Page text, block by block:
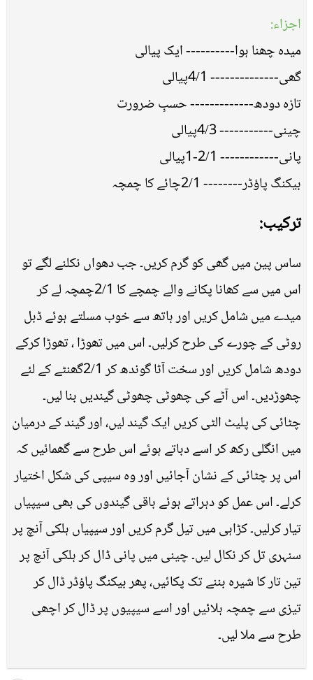
اجزاء:
میدہ چھنا ہوا---------- ایک پیالی
گھی-------------- 4/1پیالی
تازہ دودھ------------- حسبِ ضرورت
چینی----------- 4/3پیالی
پانی------------ 2/1-1پیالی
بیکنگ پاﺅڈر-------- 2/1چائے کا چمچہ
ترکیب:
ساس پین میں گھی کو گرم کریں۔ جب دھواں نکلنے لگے تو
اس میں سے کھانا پکانے والے چمچے کا 2/1چمچہ لے کر
میدے میں شامل کریں اور ہاتھ سے خوب مسلتے ہوئے ڈبل
روٹی کے چورے کی طرح کرلیں۔ اس میں تھوڑا ، تھوڑا کرکے
دودھ شامل کریں اور سخت آٹا گوندھ کر 2/1گھنٹے کے لئے
چھوڑدیں۔ اس آٹے کی چھوٹی چھوٹی گیندیں بنا لیں۔
چٹائی کی پلیٹ الٹی کریں ایک گیند لیں، اور گیند کے درمیان
میں انگلی رکھ کر اسے دباتے ہوئے اس طرح سے گھمائیں کہ
اس پر چٹائی کے نشان آجائیں اور وہ سیپی کی شکل اختیار
کرلے۔ اس عمل کو دہراتے ہوئے باقی گیندوں کی بھی سیپیاں
تیار کرلیں۔ کڑاہی میں تیل گرم کریں اور سیپیاں ہلکی آنچ پر
سنہری تل کر نکال لیں۔ چینی میں پانی ڈال کر ہلکی آنچ پر
تین تار کا شیرہ بننے تک پکائیں، پھر بیکنگ پاﺅڈر ڈال کر
تیزی سے چمچہ ہلائیں اور اسے سیپیوں پر ڈال کر اچھی
طرح سے ملا لیں۔